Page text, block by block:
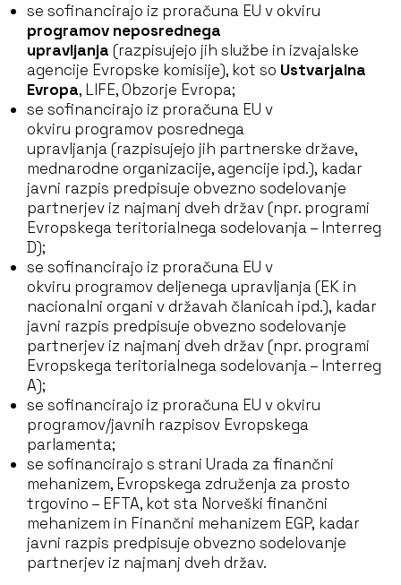
se sofinancirajo iz proračuna EU v okviru
programov neposrednega
upravljanja (razpisujejo jih službe in izvajalske
agencije Evropske komisije), kot so Ustvarjalna
Evropa, LIFE, Obzorje Evropa;
se sofinancirajo iz proračuna EU v
okviru programov posrednega
upravljanja (razpisujejo jih partnerske države,
mednarodne organizacije, agencije ipd.), kadar
javni razpis predpisuje obvezno sodelovanje
partnerjev iz najmanj dveh držav (npr. programi
Evropskega teritorialnega sodelovanja – Interreg
D);
se sofinancirajo iz proračuna EU v
okviru programov deljenega upravljanja (EK in
nacionalni organi v državah članicah ipd.), kadar
javni razpis predpisuje obvezno sodelovanje
partnerjev iz najmanj dveh držav (npr. programi
Evropskega teritorialnega sodelovanja – Interreg
A);
se sofinancirajo iz proračuna EU v okviru
programov/javnih razpisov Evropskega
parlamenta;
se sofinancirajo s strani Urada za finančni
mehanizem, Evropskega združenja za prosto
trgovino – EFTA, kot sta Norveški finančni
mehanizem in Finančni mehanizem EGP, kadar
javni razpis predpisuje obvezno sodelovanje
partnerjev iz najmanj dveh držav.